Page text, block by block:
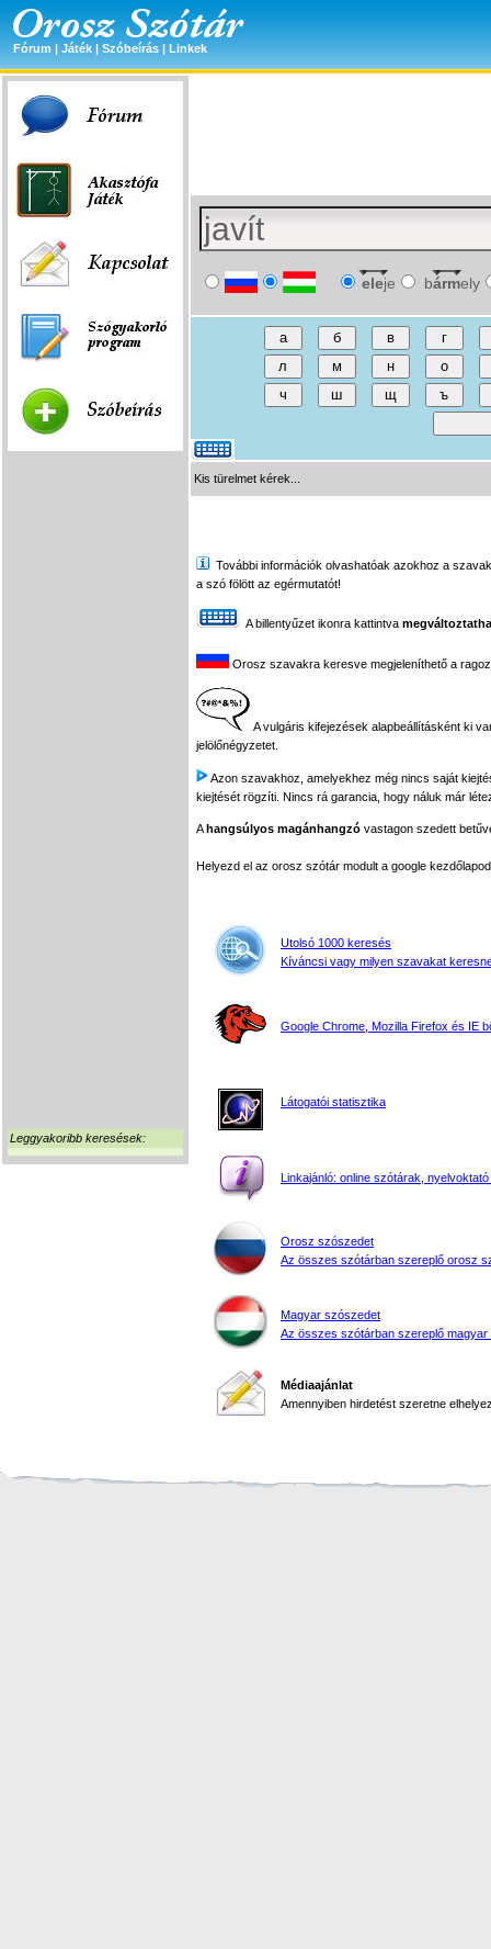
Fórum | Játék | Szóbeírás | Linkek
Leggyakoribb keresések:
eleje bármely
Kis türelmet kérek...
További információk olvashatóak azokhoz a
a szó fölött az egérmutatót!
A billentyűzet ikonra kattintva
Orosz szavakra keresve megjeleníthető a
A vulgáris kifejezések alapbeállításként ki
jelölőnégyzetet.
Azon szavakhoz, amelyekhez még nincs saját
kiejtését rögzíti. Nincs rá garancia, hogy náluk már
Ahangsúlyos magánhangzó vastagon szedett
Helyezd el az orosz szótár modult a google
Utolsó 1000 keresés
Kíváncsi vagy milyen szavakat
Google Chrome, Mozilla Firefox és IE
Látogatói statisztika
Linkajánló: online szótárak, nyelvoktató
Orosz szószedet
Az összes szótárban szereplő orosz
Magyar szószedet
Az összes szótárban szereplő magyar
Médiaajánlat
Amennyiben hirdetést szeretne